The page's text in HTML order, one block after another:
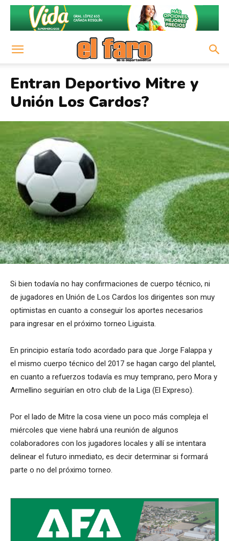
Entran Deportivo Mitre y
Unión Los Cardos?
Si bien todavía no hay confirmaciones de cuerpo técnico, ni
de jugadores en Unión de Los Cardos los dirigentes son muy
optimistas en cuanto a conseguir los aportes necesarios
para ingresar en el próximo torneo Liguista.
En principio estaría todo acordado para que Jorge Falappa y
el mismo cuerpo técnico del 2017 se hagan cargo del plantel,
en cuanto a refuerzos todavía es muy temprano, pero Mora y
Armellino seguirían en otro club de la Liga (El Expreso).
Por el lado de Mitre la cosa viene un poco más compleja el
miércoles que viene habrá una reunión de algunos
colaboradores con los jugadores locales y allí se intentara
delinear el futuro inmediato, es decir determinar si formará
parte o no del próximo torneo.